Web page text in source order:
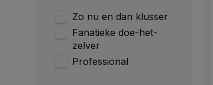
Zo nu en dan klusser
Fanatieke doe-het-
zelver
Professional